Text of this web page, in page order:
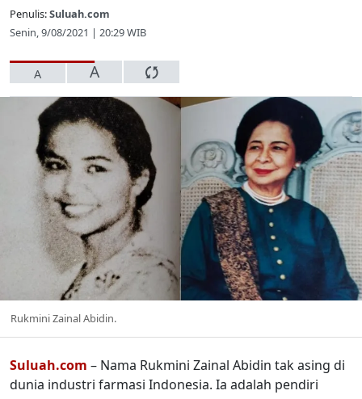
Penulis:Suluah.com
Senin, 9/08/2021 | 20:29 WIB
A A
Rukmini Zainal Abidin.
Suluah.com – Nama Rukmini Zainal Abidin tak asing di
dunia industri farmasi Indonesia. Ia adalah pendiri